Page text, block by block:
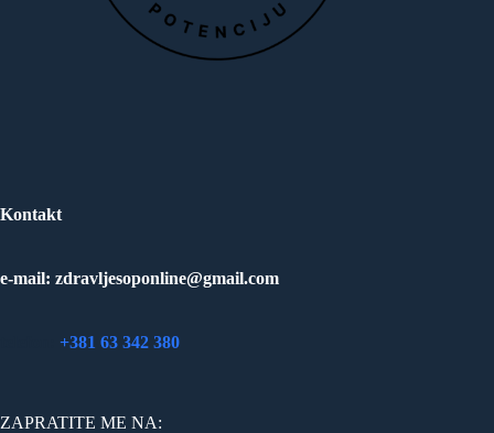
Kontakt
e-mail: zdravljesoponline@gmail.com
+381 63 342 380
ZAPRATITE ME NA: